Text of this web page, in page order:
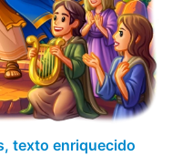
texto enriquecido